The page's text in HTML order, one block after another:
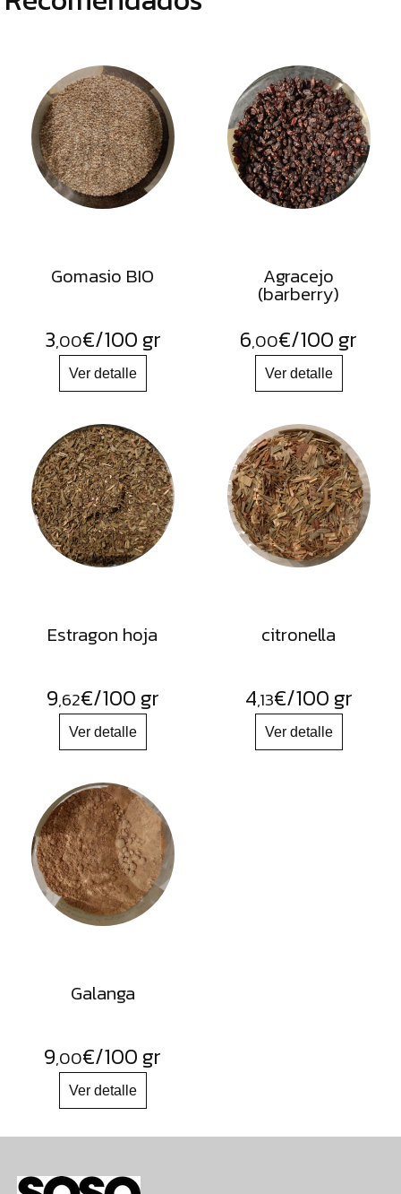
Gomasio BIO
3,00€/100 gr
Agracejo
(barberry)
6,00€/100 gr
Estragon hoja
9,62€/100 gr
citronella
4,13€/100 gr
Galanga
9,00€/100 gr